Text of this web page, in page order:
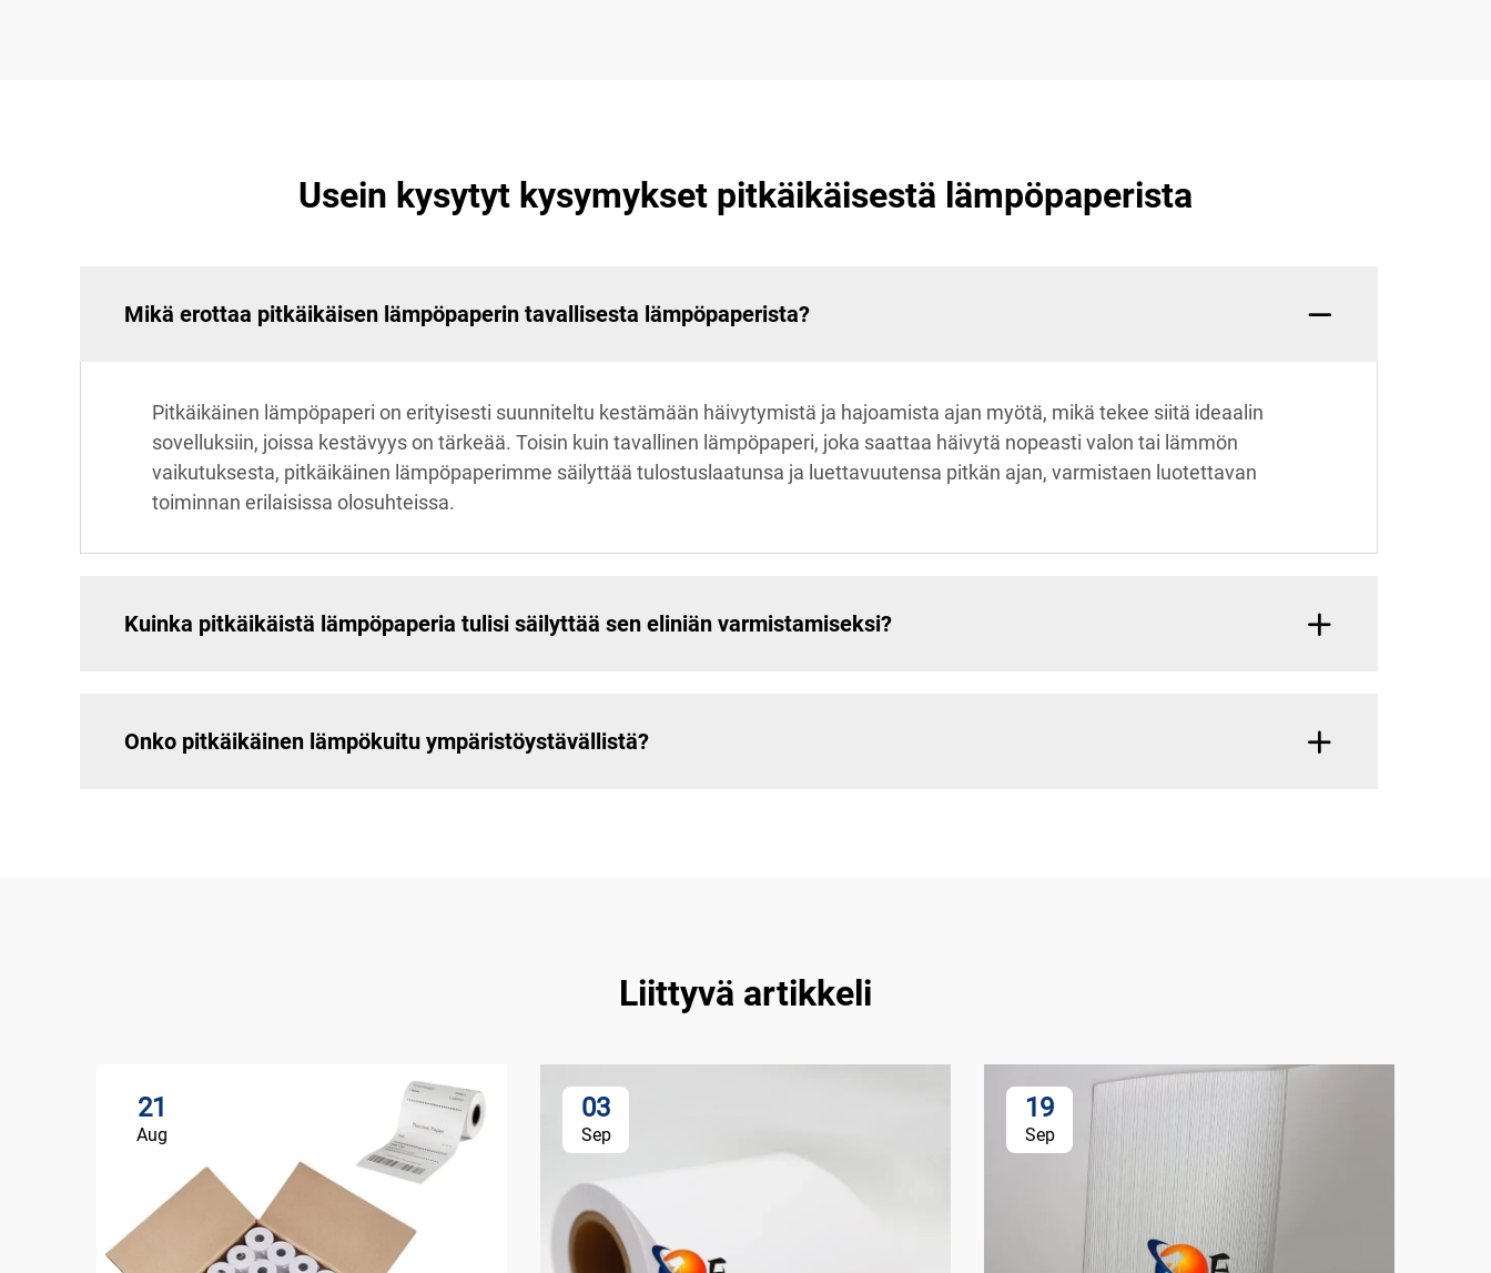
Usein kysytyt kysymykset pitkäikäisestä lämpöpaperista
Mikä erottaa pitkäikäisen lämpöpaperin tavallisesta lämpöpaperista?
Pitkäikäinen lämpöpaperi on erityisesti suunniteltu kestämään häivytymistä ja hajoamista ajan myötä, mikä tekee siitä ideaalin
sovelluksiin, joissa kestävyys on tärkeää. Toisin kuin tavallinen lämpöpaperi, joka saattaa häivytä nopeasti valon tai lämmön
vaikutuksesta, pitkäikäinen lämpöpaperimme säilyttää tulostuslaatunsa ja luettavuutensa pitkän ajan, varmistaen luotettavan
toiminnan erilaisissa olosuhteissa.
Kuinka pitkäikäistä lämpöpaperia tulisi säilyttää sen eliniän varmistamiseksi?
Onko pitkäikäinen lämpökuitu ympäristöystävällistä?
Liittyvä artikkeli
21
Aug
03
Sep
19
Sep